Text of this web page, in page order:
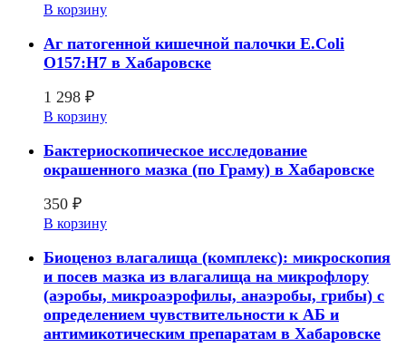
В корзину
Аг патогенной кишечной палочки E.Coli
O157:H7 в Хабаровске
1 298 ₽
В корзину
Бактериоскопическое исследование
окрашенного мазка (по Граму) в Хабаровске
350 ₽
В корзину
Биоценоз влагалища (комплекс): микроскопия
и посев мазка из влагалища на микрофлору
(аэробы, микроаэрофилы, анаэробы, грибы) с
определением чувствительности к АБ и
антимикотическим препаратам в Хабаровске